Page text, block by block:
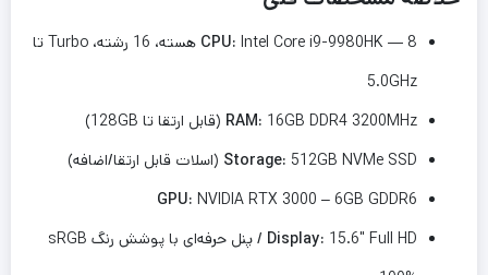
CPU:
Intel Core i9-9980HK — 8 هسته، 16 رشته، Turbo تا
5.0GHz
RAM: 16GB DDR4 3200MHz (قابل ارتقا تا 128GB)
Storage: 512GB NVMe SSD (اسلات قابل ارتقا/اضافه)
GPU: NVIDIA RTX 3000 – 6GB GDDR6
Display:
15.6″ Full HD / پنل حرفه‌ای با پوشش رنگ sRGB